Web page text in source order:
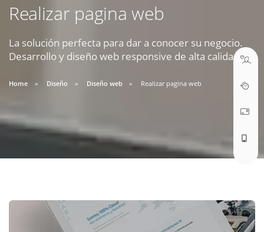
Realizar pagina web
La solución perfecta para dar a conocer su negocio.
Desarrollo y diseño web responsive de alta calidad.
Home Diseño Diseño web Realizar pagina web
09:30 AM A 18:30 PM
soporte@webseo.cl